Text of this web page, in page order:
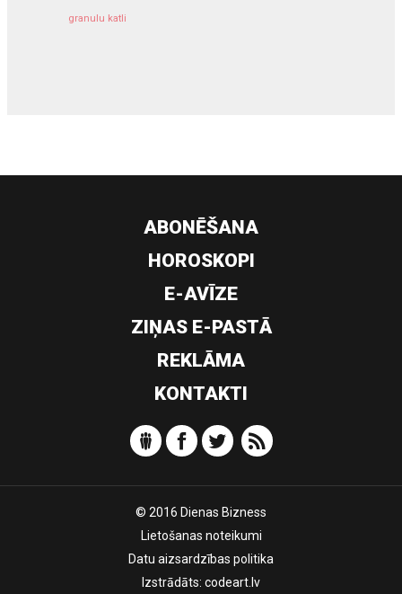
granulu katli
ABONĒŠANA
HOROSKOPI
E-AVĪZE
ZIŅAS E-PASTĀ
REKLĀMA
KONTAKTI
© 2016 Dienas Bizness
Lietošanas noteikumi
Datu aizsardzības politika
Izstrādāts: codeart.lv